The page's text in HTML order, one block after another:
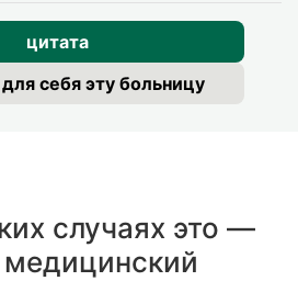
цитата
себя эту больницу
случаях это —